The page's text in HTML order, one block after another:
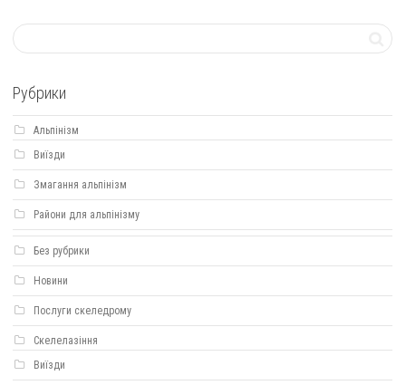
Рубрики
Альпінізм
Виїзди
Змагання альпінізм
Райони для альпінізму
Без рубрики
Новини
Послуги скеледрому
Скелелазіння
Виїзди